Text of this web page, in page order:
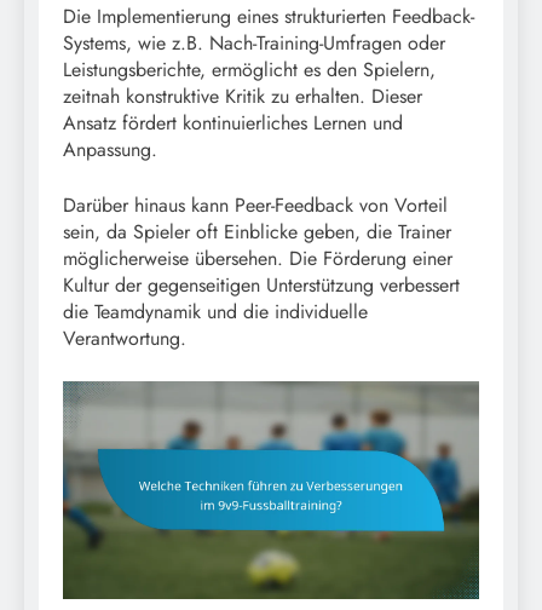
Die Implementierung eines strukturierten Feedback-
Systems, wie z.B. Nach-Training-Umfragen oder
Leistungsberichte, ermöglicht es den Spielern,
zeitnah konstruktive Kritik zu erhalten. Dieser
Ansatz fördert kontinuierliches Lernen und
Anpassung.
Darüber hinaus kann Peer-Feedback von Vorteil
sein, da Spieler oft Einblicke geben, die Trainer
möglicherweise übersehen. Die Förderung einer
Kultur der gegenseitigen Unterstützung verbessert
die Teamdynamik und die individuelle
Verantwortung.